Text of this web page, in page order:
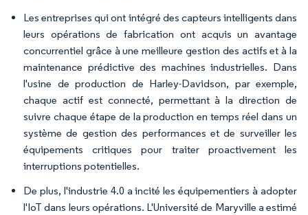
Les entreprises qui ont intégré des capteurs intelligents dans
leurs opérations de fabrication ont acquis un avantage
concurrentiel grâce à une meilleure gestion des actifs et à la
maintenance prédictive des machines industrielles. Dans
l'usine de production de Harley-Davidson, par exemple,
chaque actif est connecté, permettant à la direction de
suivre chaque étape de la production en temps réel dans un
système de gestion des performances et de surveiller les
équipements critiques pour traiter proactivement les
interruptions potentielles.
De plus, l'industrie 4.0 a incité les équipementiers à adopter
l'IoT dans leurs opérations. L'Université de Maryville a estimé